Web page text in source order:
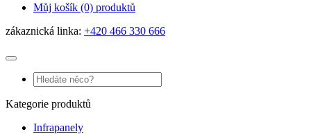
Můj košík (0) produktů
zákaznická linka: +420 466 330 666
Kategorie produktů
Infrapanely